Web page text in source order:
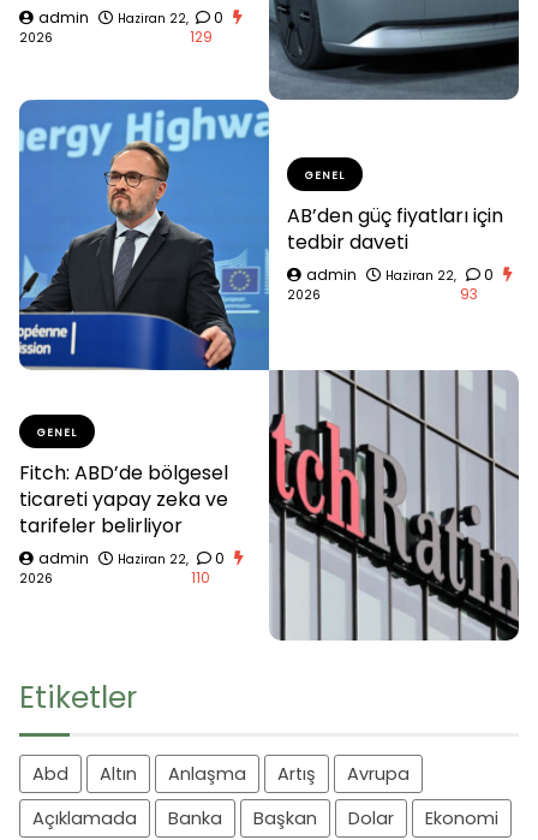
admin
Haziran 22,
2026
0
129
GENEL
AB’den güç fiyatları için
tedbir daveti
admin
Haziran 22,
2026
0
93
GENEL
Fitch: ABD’de bölgesel
ticareti yapay zeka ve
tarifeler belirliyor
admin
Haziran 22,
2026
0
110
Etiketler
Abd Altın Anlaşma Artış
Avrupa
Açıklamada
Banka Başkan Dolar Ekonomi